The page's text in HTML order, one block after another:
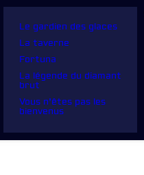
Le gardien des glaces
La taverne
Fortuna
La légende du diamant
brut
Vous n’êtes pas les
bienvenus